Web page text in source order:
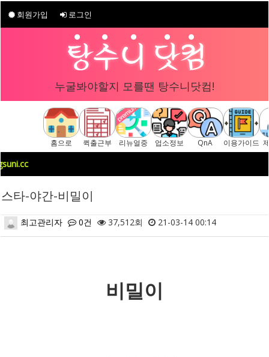
회원가입 로그인
누굴봐야할지 모를땐 탕수니닷컴!
홈으로 퀵출근부 리뉴얼중 업소정보 QnA 이용가이드
스타-야간-비밀이
최고관리자 0건 37,512회 21-03-14 00:14
비밀이